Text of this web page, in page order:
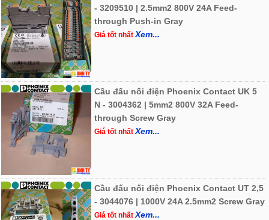
- 3209510 | 2.5mm2 800V 24A Feed-
through Push-in Gray
Giá tốt nhấtXem...
Cầu đấu nối điện Phoenix Contact UK 5
N - 3004362 | 5mm2 800V 32A Feed-
through Screw Gray
Giá tốt nhấtXem...
Cầu đấu nối điện Phoenix Contact UT 2,5
- 3044076 | 1000V 24A 2.5mm2 Screw Gray
Giá tốt nhấtXem...